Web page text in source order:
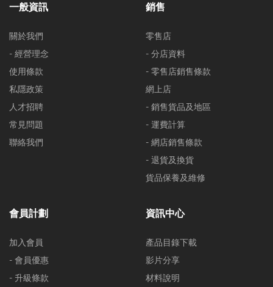
一般資訊
關於我們
- 經營理念
使用條款
私隱政策
人才招聘
常見問題
聯絡我們
銷售
零售店
- 分店資料
- 零售店銷售條款
網上店
- 銷售貨品及地區
- 運費計算
- 網店銷售條款
- 退貨及換貨
貨品保養及維修
會員計劃
加入會員
- 會員優惠
- 升級條款
資訊中心
產品目錄下載
影片分享
材料說明